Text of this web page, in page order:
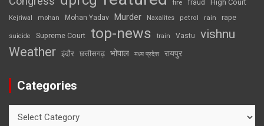
fire fraud High Court
Kejriwal mohan Mohan Yadav Murder Naxalites petrol rain rape
suicide Supreme Court top-news train Vastu vishnu
Weather इंदौर छत्तीसगढ़ भोपाल मध्य प्रदेश रायपुर
Categories